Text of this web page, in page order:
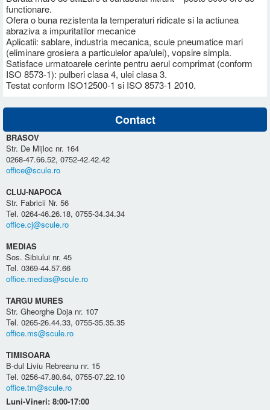
functionare.
Ofera o buna rezistenta la temperaturi ridicate si la actiunea
abraziva a impuritatilor mecanice
Aplicatii: sablare, industria mecanica, scule pneumatice mari
(eliminare grosiera a particulelor apa/ulei), vopsire simpla.
Satisface urmatoarele cerinte pentru aerul comprimat (conform
ISO 8573-1): pulberi clasa 4, ulei clasa 3.
Testat conform ISO12500-1 si ISO 8573-1 2010.
Contact
BRASOV
Str. De Mijloc nr. 164
0268-47.66.52, 0752-42.42.42
office@scule.ro
CLUJ-NAPOCA
Str. Fabricii Nr. 56
Tel. 0264-46.26.18, 0755-34.34.34
office.cj@scule.ro
MEDIAS
Sos. Sibiului nr. 45
Tel. 0369-44.57.66
office.medias@scule.ro
TARGU MURES
Str. Gheorghe Doja nr. 107
Tel. 0265-26.44.33, 0755-35.35.35
office.ms@scule.ro
TIMISOARA
B-dul Liviu Rebreanu nr. 15
Tel. 0256-47.80.64, 0755-07.22.10
office.tm@scule.ro
Luni-Vineri: 8:00-17:00